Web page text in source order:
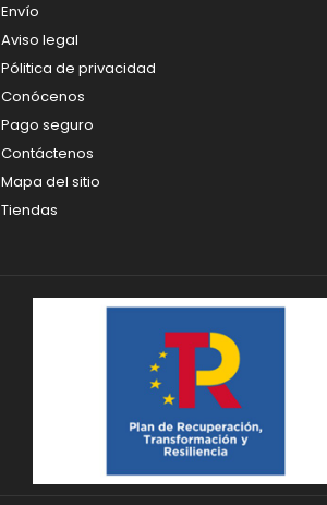
Envío
Aviso legal
Pólitica de privacidad
Conócenos
Pago seguro
Contáctenos
Mapa del sitio
Tiendas